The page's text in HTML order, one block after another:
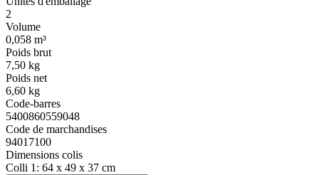
2
Volume
0,058 m³
Poids brut
7,50 kg
Poids net
6,60 kg
Code-barres
5400860559048
Code de marchandises
94017100
Dimensions colis
Colli 1: 64 x 49 x 37 cm